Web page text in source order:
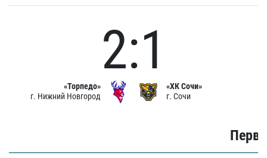
«Торпедо»
г. Нижний Новгород
2:1
«ХК Сочи»
г. Сочи